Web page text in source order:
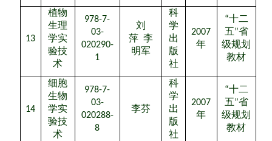
13
植物
生理
学实
验技
术
978-7-
03-
020290-
1
刘
萍 李
明军
科
学
出
版
社
2007
年
“十二
五”省
级规划
教材
14
细胞
生物
学实
验技
术
978-7-
03-
020288-
8
李芬
科
学
出
版
社
2007
年
“十二
五”省
级规划
教材